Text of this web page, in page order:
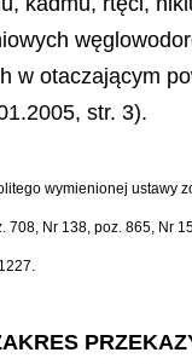
w otaczającym
str. 3).
wymienionej ustawy
708, Nr 138, poz. 865, Nr